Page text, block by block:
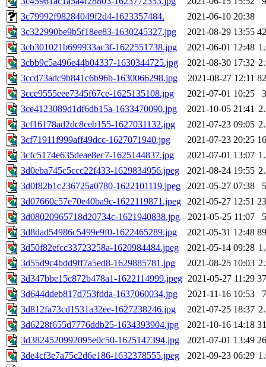
3c79992f98284049f2d4-1623357484.
2021-06-10 20:38
3c322990be9b5f18ee83-1630245327.jpg
2021-08-29 13:55
3cb301021b699933ac3f-1622551738.jpg
2021-06-01 12:48
3cbb9c5a496e44b04337-1630344725.jpg
2021-08-30 17:32
3ccd73adc9b841c6b96b-1630066298.jpg
2021-08-27 12:11
3cce9555eee7345f67ce-1625135108.jpg
2021-07-01 10:25
3ce4123089d1df6db15a-1633470090.jpg
2021-10-05 21:41
3cf16178ad2dc8ceb155-1627031132.jpg
2021-07-23 09:05
3cf71911f999aff49dcc-1627071940.jpg
2021-07-23 20:25
3cfc5174e635deae8ec7-1625144837.jpg
2021-07-01 13:07
3d0eba745c5ccc22f433-1629834956.jpeg
2021-08-24 19:55
3d0f82b1c236725a0780-1622101119.jpeg
2021-05-27 07:38
3d07660c57e70e40ba9c-1622119871.jpeg 2021-05-27 12:51
3d08020965718d20734c-1621940838.jpg
2021-05-25 11:07
3d8dad54986c5499e9f0-1622465289.jpg
2021-05-31 12:48
3d50f82efcc33723258a-1620984484.jpeg
2021-05-14 09:28
3d55d9c4bdd9ff7a5ed8-1629885781.jpg
2021-08-25 10:03
3d347bbe15c872b478a1-1622114999.jpeg 2021-05-27 11:29
3d644ddeb817d753fdda-1637060034.jpg
2021-11-16 10:53
3d812fa73cd1531a32ee-1627238246.jpg
2021-07-25 18:37
3d6228f655d7776ddb25-1634393904.jpg
2021-10-16 14:18
3d3824520992095e0c50-1625147394.jpg
2021-07-01 13:49
3de4cf3e7a75c2d6e186-1632378555.jpeg
2021-09-23 06:29